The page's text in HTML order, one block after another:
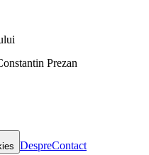
Prezan
DespreContact